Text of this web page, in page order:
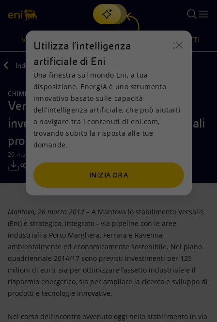
Cerca
scopri EnergIA, la nostra nuova soluzione di intelligenza
artificiale.
VISIONE
Visione
Mission e valori
Persone e Partnership
Net Zero
Modello satellitare
Energia accessibile
Innovazione
Scenari energetici
Azioni
Diversificazione energetica
Tecnologie per la transizione
Collaborazioni per l'innovazione
Attività nel mondo
PRODOTTI
Prodotti
Casa
Imprese
Mobilità
Indietro Media Comunicati Stampa
CHIMICA INIZIATIVE PER I TERRITORI
Versalis Mantova: 125 milioni di
investimenti per consolidare le attuali
produzioni e ampliare la ricerca
26 marzo 2014 - 19:30 CET
Mantova, 26 marzo 2014 – A Mantova lo stabilimento Versalis
(Eni) è strategico, integrato - via pipeline con le aree
industriali a Porto Marghera, Ferrara e Ravenna -
ambientalmente ed economicamente sostenibile. Nel piano
quadriennale 2014/17 sono previsti investimenti per 125
milioni di euro, sia per ottimizzare l’assetto industriale e il
risparmio energetico, sia per ampliare la ricerca e sviluppo di
prodotti e tecnologie innovative.
Nel corso dell’incontro avvenuto oggi nello stabilimento in via
Utilizza l'intelligenza
artificiale di Eni
Una finestra sul mondo Eni, a tua
disposizione. EnergIA è uno strumento
innovativo basato sulle capacità
dell’intelligenza artificiale, che può aiutarti
a navigare tra i contenuti di eni.com,
trovando subito la risposta alle tue
domande.
INIZIA ORA